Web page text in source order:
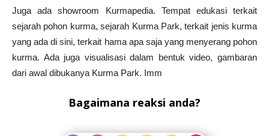
Juga ada showroom Kurmapedia. Tempat edukasi terkait
sejarah pohon kurma, sejarah Kurma Park, terkait jenis kurma
yang ada di sini, terkait hama apa saja yang menyerang pohon
kurma. Ada juga visualisasi dalam bentuk video, gambaran
dari awal dibukanya Kurma Park. Imm
Bagaimana reaksi anda?